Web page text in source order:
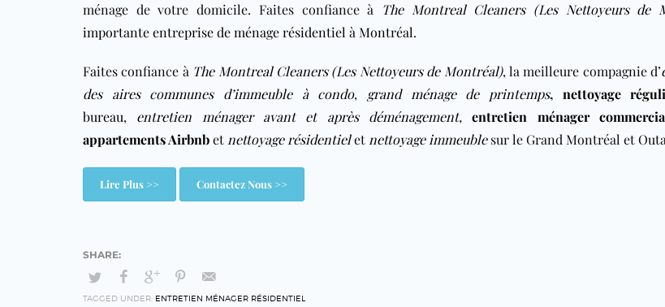
ménage de votre domicile. Faites confiance à The Montreal Cleaners (Les Nettoyeurs de
importante entreprise de ménage résidentiel à Montréal.
Faites confiance à The Montreal Cleaners (Les Nettoyeurs de Montréal), la meilleure compagnie d’
des aires communes d’immeuble à condo, grand ménage de printemps, nettoyage
bureau, entretien ménager avant et après déménagement,entretien ménager
appartements Airbnbet nettoyage résidentielet nettoyage immeublesur le Grand Montréal et
Lire Plus >> Contactez Nous >>
TAGGED UNDER: ENTRETIEN MÉNAGER RÉSIDENTIEL